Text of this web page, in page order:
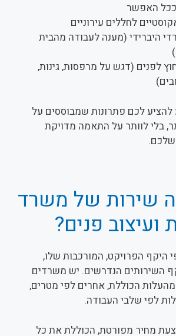
האפשר
לחללים עירוניים
היברידי (מענה לעבודה מהבית
חוץ לפנים (דגש על מרפסות, גינות,
להציע לכם פתרונות שמבוססים על
בלי לוותר על התאמה מדויקת
שלכם.
שירות של משרד
ועיצוב פנים?
היקף הפרויקט, המורכבות שלו,
השירותים הנדרשים. יש משרדים
מהעלות הכוללת, אחרים לפי מטרים,
לפי שלבי העבודה.
מחיר מפורטת, הכוללת את כל